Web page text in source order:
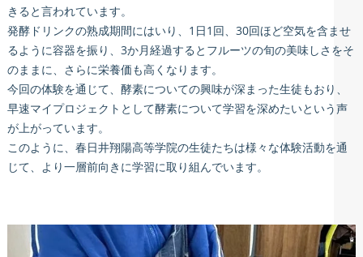
きると言われています。
発酵ドリンクの熟成期間にはいり、1日1回、30回ほど空気を含ませ
るように容器を振り、3か月経過するとフルーツの旬の美味しさをそ
のままに、さらに栄養価も高くなります。
今回の体験を通じて、酵素についての興味が深まった生徒もおり、
早速マイプロジェクトとして酵素について学習を深めたいという声
が上がっています。
このように、春日井翔陽高等学院の生徒たちは様々な体験活動を通
じて、より一層前向きに学習に取り組んでいます。